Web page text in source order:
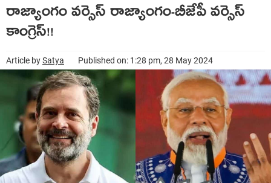
రాజ్యాంగం వ‌ర్సెస్ రాజ్యాంగం-బీజేపీ వ‌ర్సెస్
కాంగ్రెస్‌!!
Article bySatya Published on: 1:28 pm, 28 May 2024